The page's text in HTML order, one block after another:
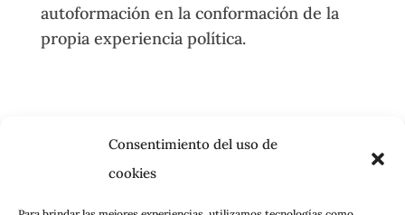
Consentimiento del uso de
cookies
autoformación en la conformación de la
propia experiencia política.